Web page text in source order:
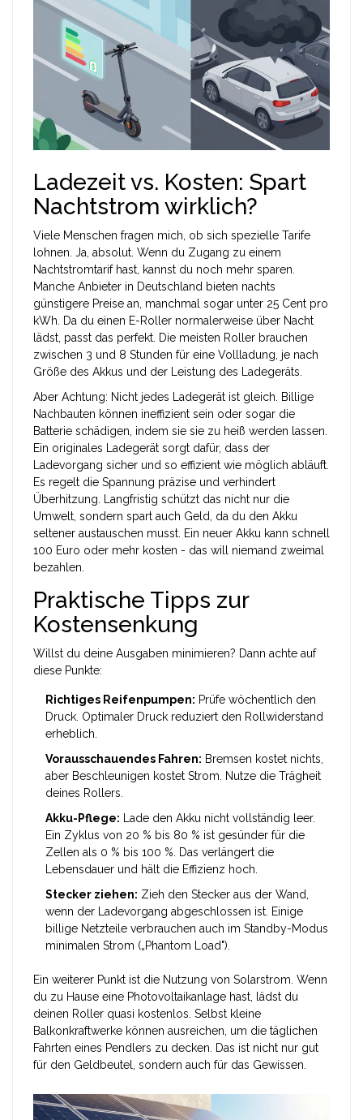
Ladezeit vs. Kosten: Spart
Nachtstrom wirklich?
Viele Menschen fragen mich, ob sich spezielle Tarife
lohnen. Ja, absolut. Wenn du Zugang zu einem
Nachtstromtarif hast, kannst du noch mehr sparen.
Manche Anbieter in Deutschland bieten nachts
günstigere Preise an, manchmal sogar unter 25 Cent pro
kWh. Da du einen E-Roller normalerweise über Nacht
lädst, passt das perfekt. Die meisten Roller brauchen
zwischen 3 und 8 Stunden für eine Vollladung, je nach
Größe des Akkus und der Leistung des Ladegeräts.
Aber Achtung: Nicht jedes Ladegerät ist gleich. Billige
Nachbauten können ineffizient sein oder sogar die
Batterie schädigen, indem sie sie zu heiß werden lassen.
Ein originales Ladegerät sorgt dafür, dass der
Ladevorgang sicher und so effizient wie möglich abläuft.
Es regelt die Spannung präzise und verhindert
Überhitzung. Langfristig schützt das nicht nur die
Umwelt, sondern spart auch Geld, da du den Akku
seltener austauschen musst. Ein neuer Akku kann schnell
100 Euro oder mehr kosten - das will niemand zweimal
bezahlen.
Praktische Tipps zur
Kostensenkung
Willst du deine Ausgaben minimieren? Dann achte auf
diese Punkte:
Richtiges Reifenpumpen: Prüfe wöchentlich den
Druck. Optimaler Druck reduziert den Rollwiderstand
erheblich.
Vorausschauendes Fahren: Bremsen kostet nichts,
aber Beschleunigen kostet Strom. Nutze die Trägheit
deines Rollers.
Akku-Pflege: Lade den Akku nicht vollständig leer.
Ein Zyklus von 20 % bis 80 % ist gesünder für die
Zellen als 0 % bis 100 %. Das verlängert die
Lebensdauer und hält die Effizienz hoch.
Stecker ziehen: Zieh den Stecker aus der Wand,
wenn der Ladevorgang abgeschlossen ist. Einige
billige Netzteile verbrauchen auch im Standby-Modus
minimalen Strom („Phantom Load").
Ein weiterer Punkt ist die Nutzung von Solarstrom. Wenn
du zu Hause eine Photovoltaikanlage hast, lädst du
deinen Roller quasi kostenlos. Selbst kleine
Balkonkraftwerke können ausreichen, um die täglichen
Fahrten eines Pendlers zu decken. Das ist nicht nur gut
für den Geldbeutel, sondern auch für das Gewissen.